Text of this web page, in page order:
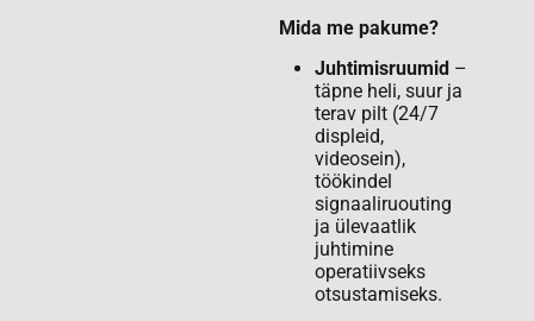
Mida me pakume?
Juhtimisruumid –
täpne heli, suur ja
terav pilt (24/7
displeid,
videosein),
töökindel
signaaliruouting
ja ülevaatlik
juhtimine
operatiivseks
otsustamiseks.